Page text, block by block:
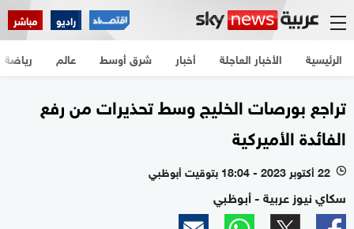
راديو مباشر
الرئيسية الأخبار العاجلة أخبار شرق أوسط عالم رياضة
تراجع بورصات الخليج وسط تحذيرات من رفع
الفائدة الأميركية
l 22 أكتوبر 2023 - 18:04 بتوقيت أبوظبي
سكاي نيوز عربية - أبوظبي